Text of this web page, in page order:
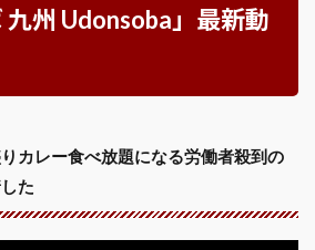
九州 Udonsoba」最新動
カレー食べ放題になる労働者殺到の
た